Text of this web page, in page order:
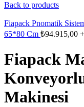
Back to products
Fiapack Pnomatik
65*80 Cm ₺94.915,00
Fiapack
Makinesi